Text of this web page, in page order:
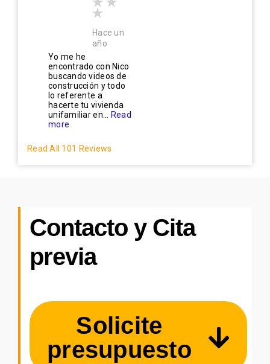
Hace un
año
Yo me he
encontrado con Nico
buscando videos de
construcción y todo
lo referente a
hacerte tu vivienda
unifamiliar en... Read
more
Read All 101 Reviews
Contacto y Cita
previa
Solicite
presupuesto